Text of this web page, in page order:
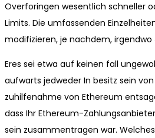
Overforingen wesentlich schneller
Limits. Die umfassenden
modifizieren, je nachdem, irgendwo
Eres sei etwa auf keinen fall
aufwarts jedweder In besitz sein
zuhilfenahme von Ethereum
dass Ihr Ethereum-
sein zusammentragen war.